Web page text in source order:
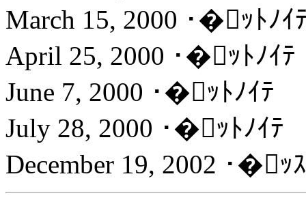
March 15, 2000 ･�ｯﾄﾉｲ
April 25, 2000 ･�ｯﾄﾉｲﾃ
June 7, 2000 ･�ｯﾄﾉｲﾃ
July 28, 2000 ･�ｯﾄﾉｲﾃ
December 19, 2002 ･�ｯ